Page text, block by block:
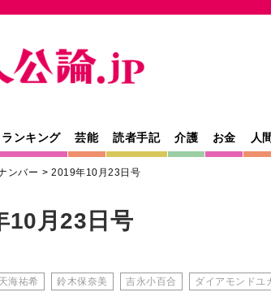
ランキング 芸能 読者手記 介護 お金 人
ンバー 2019年10月23日号
10月23日号
天海祐希 鈴木保奈美 吉永小百合 ダイアモンドユ